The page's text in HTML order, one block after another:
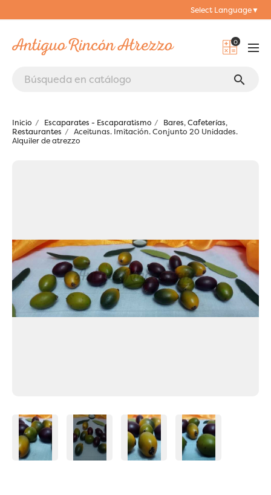
Select Language▼
0
search
Inicio Escaparates - Escaparatismo
Bares, Cafeterías,
Restaurantes
Aceitunas. Imitación. Conjunto 20 Unidades.
Alquiler de atrezzo